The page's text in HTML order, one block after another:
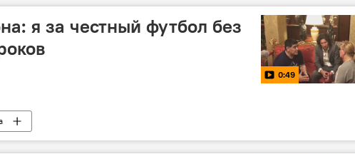
я за честный футбол без
0:49